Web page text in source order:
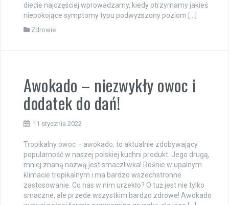
diecie najczęściej wprowadzamy, kiedy otrzymamy jakieś
niepokojące symptomy typu podwyższony poziom […]
Zdrowie
Awokado – niezwykły owoc i
dodatek do dań!
11 stycznia 2022
Tropikalny owoc – awokado, to aktualnie zdobywający
popularność w naszej polskiej kuchni produkt. Jego drugą,
mniej znaną nazwą jest smaczliwka! Rośnie w upalnym
klimacie tropikalnym i ma bardzo wszechstronne
zastosowanie. Co nas w nim urzekło? O tuż jest nie tylko
smaczne, ale przede wszystkim bardzo zdrowe! Awokado